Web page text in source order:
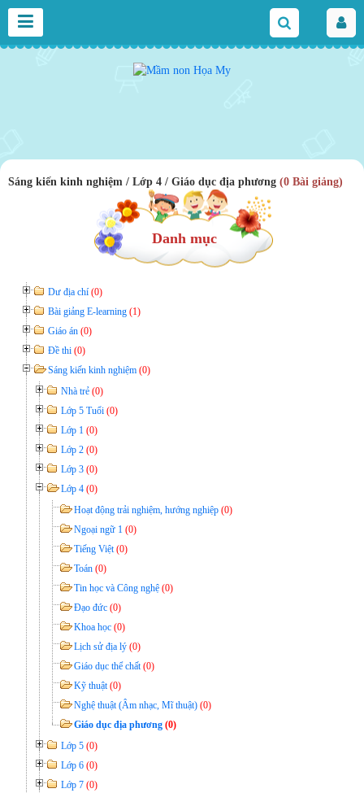
Sáng kiến kinh nghiệm / Lớp 4 / Giáo dục địa phương (0 Bài giảng)
Danh mục
Dư địa chí (0)
Bài giảng E-learning (1)
Giáo án (0)
Đề thi (0)
Sáng kiến kinh nghiệm (0)
Nhà trẻ (0)
Lớp 5 Tuổi (0)
Lớp 1 (0)
Lớp 2 (0)
Lớp 3 (0)
Lớp 4 (0)
Hoạt động trải nghiệm, hướng nghiệp (0)
Ngoại ngữ 1 (0)
Tiếng Việt(0)
Toán (0)
Tin học và Công nghệ (0)
Đạo đức (0)
Khoa học (0)
Lịch sử địa lý (0)
Giáo dục thể chất(0)
Kỹ thuật(0)
Nghệ thuật (Âm nhạc, Mĩ thuật) (0)
Giáo dục địa phương (0)
Lớp 5 (0)
Lớp 6 (0)
Lớp 7 (0)